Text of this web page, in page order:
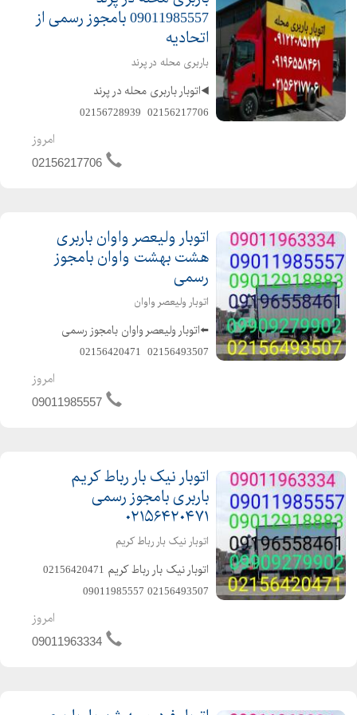
09011985557 بامجوز رسمی از
اتحادیه
باربری محله در پرند
◀️اتوبار باربری محله در پرند️
02156217706 ️ 02156728939
️معروفترین باربری محله در پرند بامجوز
امروز
02156217706
اتوبار ولیعصر واوان باربری
هشت بهشت واوان بامجوز
رسمی
اتوبار ولیعصر واوان
⬅️اتوبار ولیعصر واوان بامجوز رسمی️
️02156493507 ️ 02156420471
️09909279905 ️ 09011985557 ️متخصص
در حمل و نقل اثاثیه منزل وجهیزیه و
امروز
09011985557
اتوبار نیک بار رباط کریم
باربری بامجوز رسمی
۰۲۱۵۶۴۲۰۴۷۱
اتوبار نیک بار رباط کریم
️اتوبار نیک بار رباط کریم️ 02156420471 ️
02156493507️ 09011985557️
09012918883️ ️متخصص در حمل و نقل
امروز
09011963334